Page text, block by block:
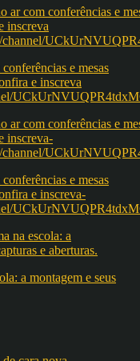
e mesas
e inscreva
e mesas
e inscreva-
a montagem e seus